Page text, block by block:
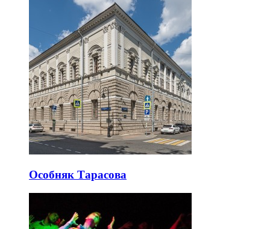
Особняк Тарасова